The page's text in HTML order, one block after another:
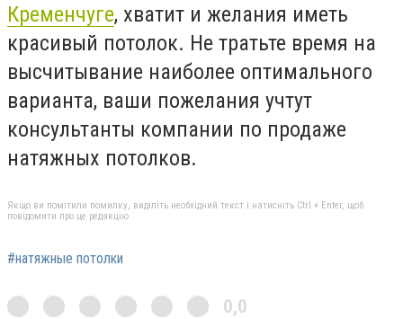
Кременчуге, хватит и желания иметь
красивый потолок. Не тратьте время на
высчитывание наиболее оптимального
варианта, ваши пожелания учтут
консультанты компании по продаже
натяжных потолков.
Якщо ви помітили помилку, виділіть необхідний текст і натисніть Ctrl + Enter, щоб
повідомити про це редакцію
#натяжные потолки
0,0